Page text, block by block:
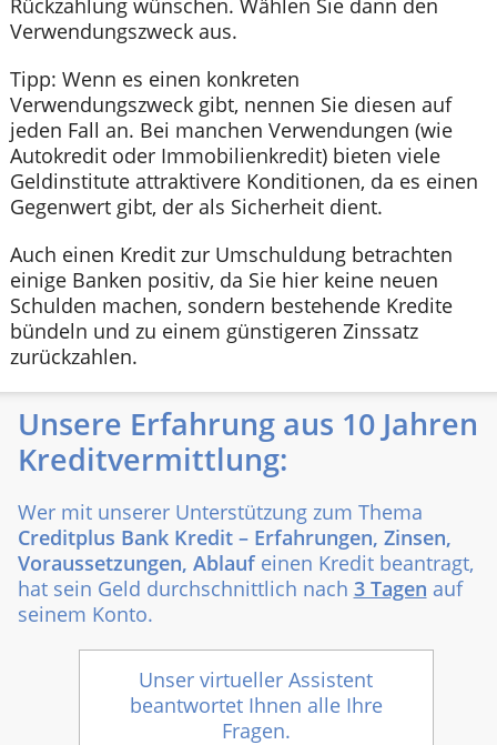
Verwendungszweck aus.
Tipp: Wenn es einen konkreten
Verwendungszweck gibt, nennen Sie diesen auf
jeden Fall an. Bei manchen Verwendungen (wie
Autokredit oder Immobilienkredit) bieten viele
Geldinstitute attraktivere Konditionen, da es einen
Gegenwert gibt, der als Sicherheit dient.
Auch einen Kredit zur Umschuldung betrachten
einige Banken positiv, da Sie hier keine neuen
Schulden machen, sondern bestehende Kredite
bündeln und zu einem günstigeren Zinssatz
zurückzahlen.
Unsere Erfahrung aus 10 Jahren
Kreditvermittlung:
Wer mit unserer Unterstützung zum Thema
Creditplus Bank Kredit – Erfahrungen, Zinsen,
Voraussetzungen, Ablaufeinen Kredit beantragt,
hat sein Geld durchschnittlich nach 3 Tagen auf
seinem Konto.
Unser virtueller Assistent
beantwortet Ihnen alle Ihre
Fragen.